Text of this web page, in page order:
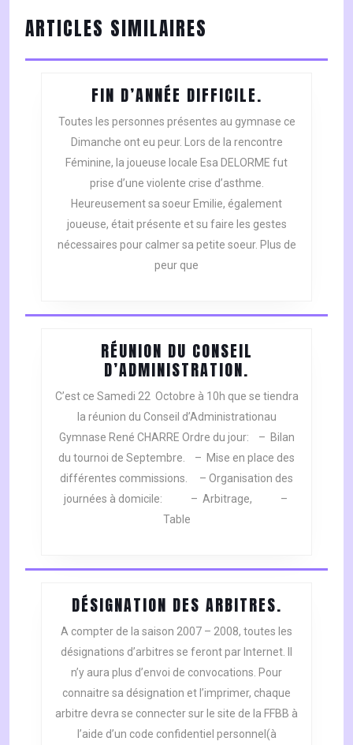
post:
post:
ARTICLES SIMILAIRES
FIN D’ANNÉE DIFFICILE.
D’ANNÉE
DIFFICILE.
Toutes les personnes présentes au gymnase ce
Dimanche ont eu peur. Lors de la rencontre
Féminine, la joueuse locale Esa DELORME fut
prise d’une violente crise d’asthme.
Heureusement sa soeur Emilie, également
joueuse, était présente et su faire les gestes
nécessaires pour calmer sa petite soeur. Plus de
peur que
RÉUNION DU CONSEIL
D’ADMINISTRATION.
DU
CONSEIL
C’est ce Samedi 22 Octobre à 10h que se tiendra
la réunion du Conseil d’Administrationau
Gymnase René CHARRE Ordre du jour: – Bilan
du tournoi de Septembre. – Mise en place des
différentes commissions. – Organisation des
journées à domicile: – Arbitrage, –
Table
DÉSIGNATION DES ARBITRES.
DES
A compter de la saison 2007 – 2008, toutes les
désignations d’arbitres se feront par Internet. Il
n’y aura plus d’envoi de convocations. Pour
connaitre sa désignation et l’imprimer, chaque
arbitre devra se connecter sur le site de la FFBB à
l’aide d’un code confidentiel personnel(à